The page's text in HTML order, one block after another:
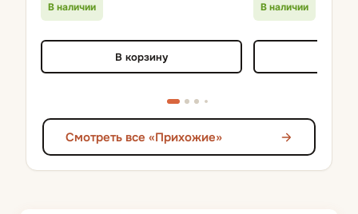
В наличии
В корзину
В наличии
Смотреть все «Прихожие»